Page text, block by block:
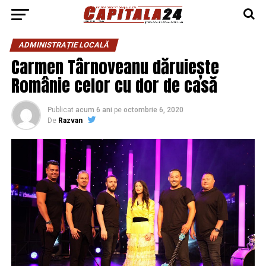
ADMINISTRAȚIE LOCALĂ
Carmen Târnoveanu dăruiește
Românie celor cu dor de casă
Publicat acum 6 ani pe octombrie 6, 2020
De Razvan